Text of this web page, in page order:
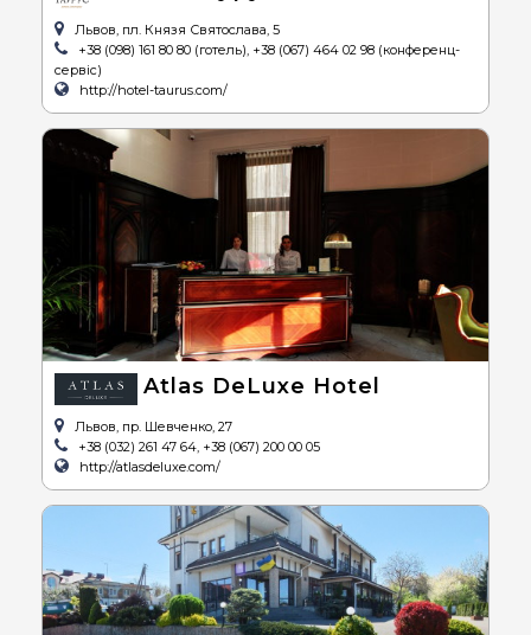
Львов, пл. Князя Святослава, 5
+38 (098) 161 80 80 (готель), +38 (067) 464 02 98 (конференц-
сервіс)
http://hotel-taurus.com/
Atlas DeLuxe Hotel
Львов, пр. Шевченко, 27
+38 (032) 261 47 64, +38 (067) 200 00 05
http://atlasdeluxe.com/